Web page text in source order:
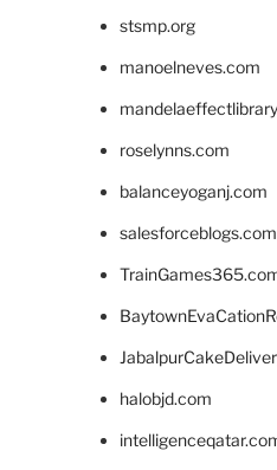
stsmp.org
manoelneves.com
roselynns.com
balanceyoganj.com
salesforceblogs.com
halobjd.com